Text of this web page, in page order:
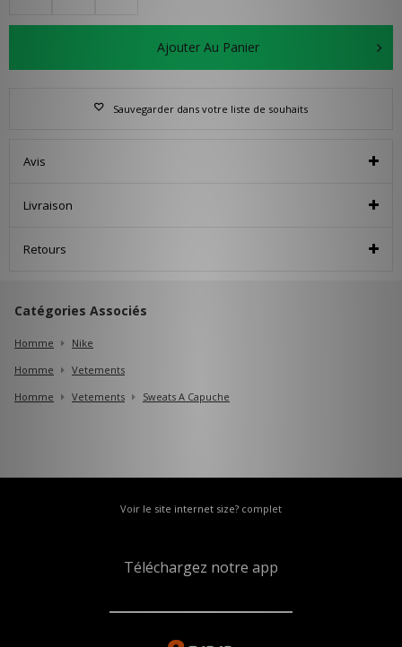
Ajouter Au Panier
Sauvegarder dans votre liste de souhaits
Avis
Livraison
Retours
Catégories Associés
Homme
Nike
Homme
Vetements
Homme
Vetements Sweats A Capuche
Voir le site internet size? complet
Téléchargez notre app